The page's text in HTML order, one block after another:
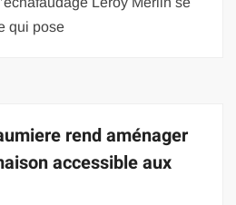
qui pose
rend aménager
accessible aux